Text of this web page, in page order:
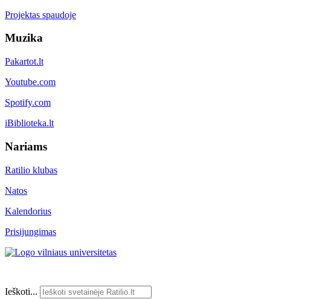
Projektas spaudoje
Muzika
Pakartot.lt
Youtube.com
Spotify.com
iBiblioteka.lt
Nariams
Ratilio klubas
Natos
Kalendorius
Prisijungimas
Ieškoti...